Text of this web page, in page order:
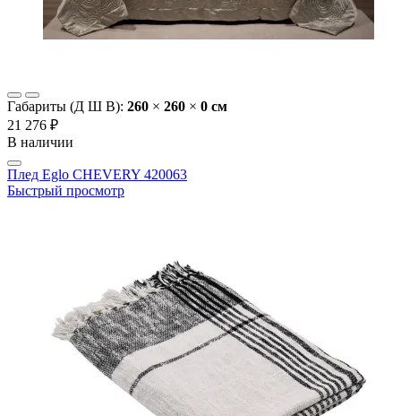
Габариты (Д Ш В): 260 × 260 × 0 cм
21 276 ₽
В наличии
Плед Eglo CHEVERY 420063
Быстрый просмотр